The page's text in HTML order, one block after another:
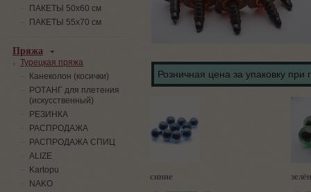
Розничная цена за упаковку при
синие
ПАКЕТЫ 50х60 см
ПАКЕТЫ 55х70 см
Пряжа
Турецкая пряжа
Канеколон (косички)
РОТАНГ для плетения
(искусственный)
PЕЗИНКА
РАСПРОДАЖА
РАСПРОДАЖА СПИЦ
ALIZE
Kartopu
NAKO